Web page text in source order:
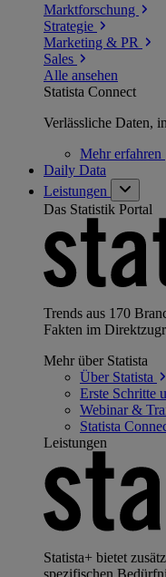
Marktforschung
Strategie
Marketing & PR
Sales
Alle ansehen
Statista Connect
Verlässliche Daten,
Mehrerfahren
Daily Data
Leistungen
Das Statistik Portal
Trends aus 170
Fakten im
Mehr über Statista
Über Statista
Erste Schritte
Webinar &
Statista
Leistungen
Statista+ bietet
spezifischen